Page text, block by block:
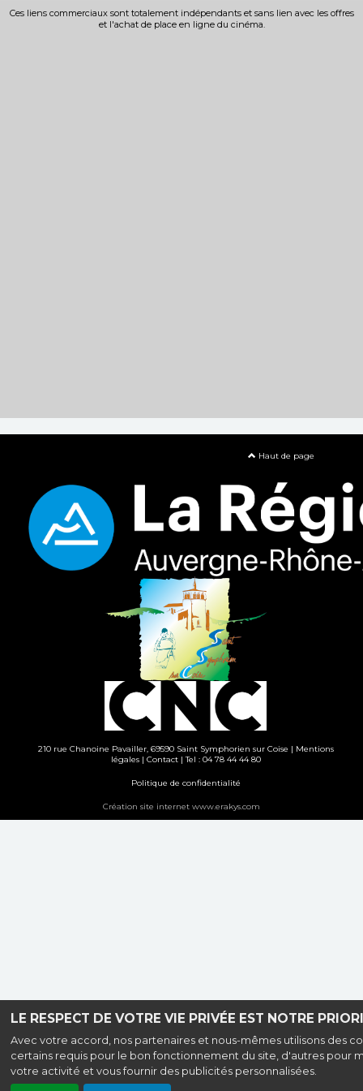
LE RESPECT DE VOTRE VIE PRIVÉE EST NOTRE
Avec votre accord, nos partenaires et nous-mêmes utilisons des
certains requis pour le bon fonctionnement du site, d'autres pour
votre activité et vous fournir des publicités personnalisées.
Ces liens commerciaux sont totalement indépendants et sans lien avec les offres
et l'achat de place en ligne du cinéma.
Haut de page
210 rue Chanoine Pavailler, 69590 Saint Symphorien sur Coise | Mentions
légales| Contact| Tel : 04 78 44 44 80
Politique de confidentialité
Création site internet www.erakys.com